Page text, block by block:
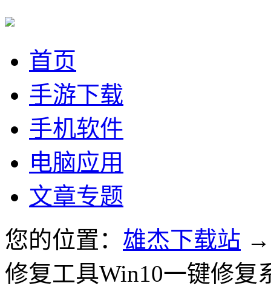
首页
手游下载
手机软件
电脑应用
文章专题
您的位置： 雄杰下载站
修复工具Win10一键修复